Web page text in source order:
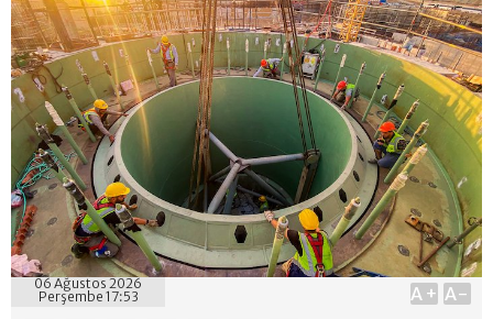
06 Ağustos 2026
Perşembe 17:53
A+ A-